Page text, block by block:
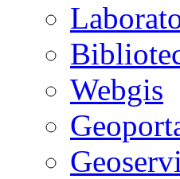
Webgis